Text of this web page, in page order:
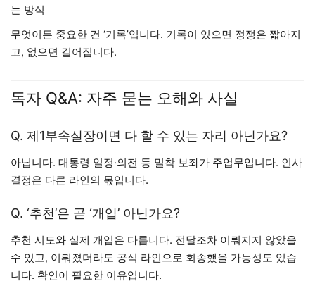
는 방식
무엇이든 중요한 건 ‘기록’입니다. 기록이 있으면 정쟁은 짧아지
고, 없으면 길어집니다.
독자 Q&A: 자주 묻는 오해와 사실
Q. 제1부속실장이면 다 할 수 있는 자리 아닌가요?
아닙니다. 대통령 일정·의전 등 밀착 보좌가 주업무입니다. 인사
결정은 다른 라인의 몫입니다.
Q. ‘추천’은 곧 ‘개입’ 아닌가요?
추천 시도와 실제 개입은 다릅니다. 전달조차 이뤄지지 않았을
수 있고, 이뤄졌더라도 공식 라인으로 회송했을 가능성도 있습
니다. 확인이 필요한 이유입니다.